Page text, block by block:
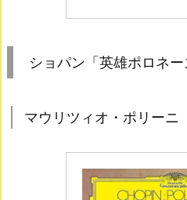
ショパン「英雄ポロネ
マウリツィオ・ポリーニ